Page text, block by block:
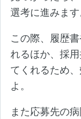
選考に進みます
この際、履歴
れるほか、採
てくれるため
よ。
また応募先の